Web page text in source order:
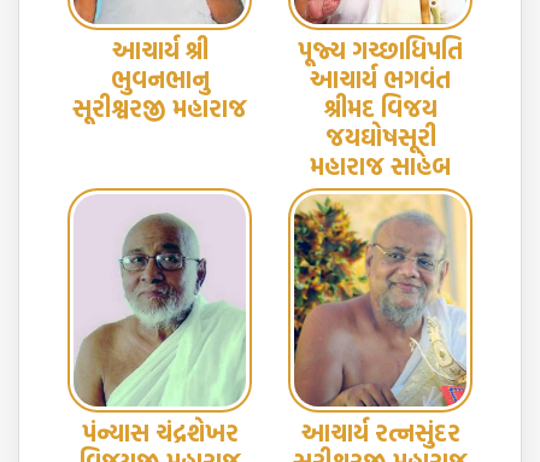
આચાર્ય શ્રી
ભુવનભાનુ
સૂરીશ્વરજી મહારાજ
પૂજ્ય ગચ્છાધિપતિ
આચાર્ય ભગવંત
શ્રીમદ વિજય
જયઘોષસૂરી
મહારાજ સાહેબ
પંન્યાસ ચંદ્રશેખર
આચાર્ય રત્નસુંદર